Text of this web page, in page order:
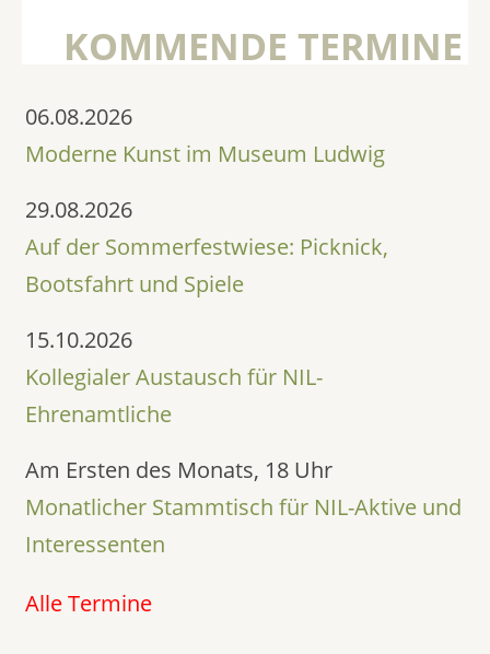
KOMMENDE TERMINE
06.08.2026
Moderne Kunst im Museum Ludwig
29.08.2026
Auf der Sommerfestwiese: Picknick,
Bootsfahrt und Spiele
15.10.2026
Kollegialer Austausch für NIL-
Ehrenamtliche
Am Ersten des Monats, 18 Uhr
Monatlicher Stammtisch für NIL-Aktive und
Interessenten
Alle Termine